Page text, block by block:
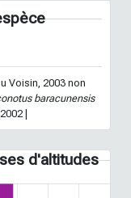
Voisin, 2003 non
baracunensis
|
d'altitudes